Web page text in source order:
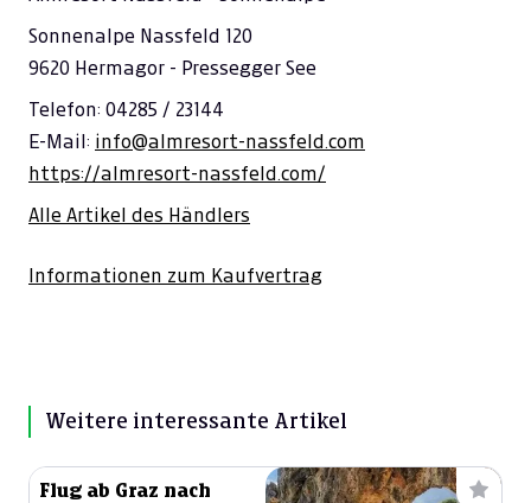
Sonnenalpe Nassfeld 120
9620 Hermagor - Pressegger See
Telefon: 04285 / 23144
E-Mail: info@almresort-nassfeld.com
https://almresort-nassfeld.com/
Alle Artikel des Händlers
Informationen zum Kaufvertrag
Weitere interessante Artikel
Flug ab Graz nach